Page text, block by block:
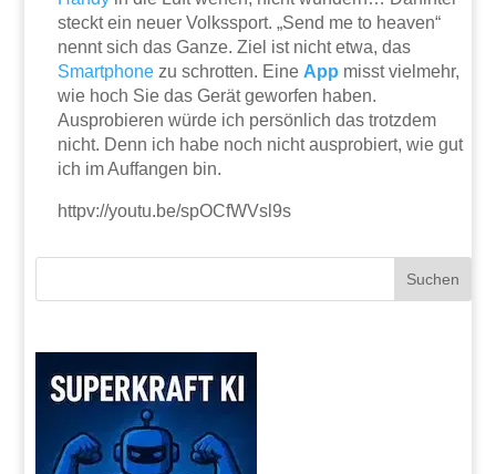
steckt ein neuer Volkssport. „Send me to heaven“
nennt sich das Ganze. Ziel ist nicht etwa, das
Smartphone zu schrotten. EineApp misst vielmehr,
wie hoch Sie das Gerät geworfen haben.
Ausprobieren würde ich persönlich das trotzdem
nicht. Denn ich habe noch nicht ausprobiert, wie gut
ich im Auffangen bin.
httpv://youtu.be/spOCfWVsl9s